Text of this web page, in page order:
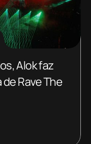
Alok faz
Rave The